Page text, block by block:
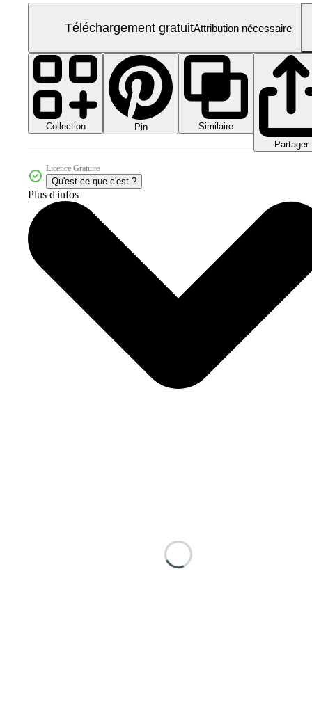
Téléchargement gratuitAttribution nécessaire
Collection Pin
Similaire
Partager
Licence Gratuite
Qu'est-ce que c'est ?
Plus d'infos